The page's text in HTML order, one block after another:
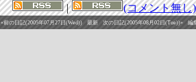
| (コメント無し)
«前の日記(2005年07月27日(Wed)) 最新 次の日記(2005年08月02日(Tue))» 編